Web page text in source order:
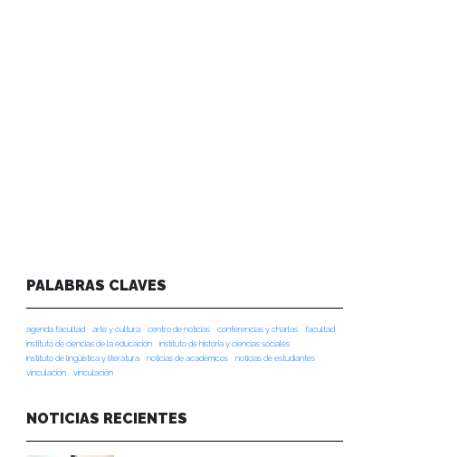
PALABRAS CLAVES
agenda facultad arte y cultura centro de noticias conferencias y charlas
facultad
instituto de ciencias de la educación
instituto de historia y ciencias sociales
instituto de lingüística y literatura
noticias de académicos
noticias de estudiantes
vinculacion
vinculación
NOTICIAS RECIENTES